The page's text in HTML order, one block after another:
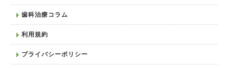
歯科治療コラム
利用規約
プライバシーポリシー